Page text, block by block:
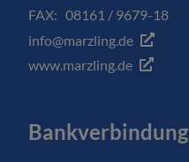
FAX: 08161 / 9679-18
info@marzling.de
www.marzling.de
Bankverbindung